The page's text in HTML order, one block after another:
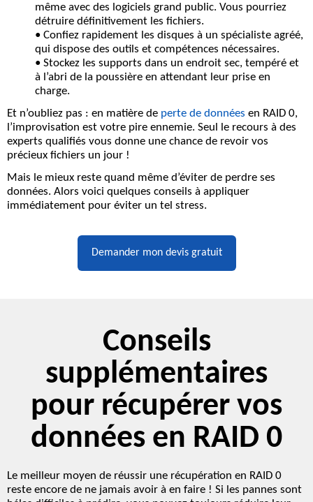
même avec des logiciels grand public. Vous pourriez
détruire définitivement les fichiers.
• Confiez rapidement les disques à un spécialiste agréé,
qui dispose des outils et compétences nécessaires.
• Stockez les supports dans un endroit sec, tempéré et
à l’abri de la poussière en attendant leur prise en
charge.
Et n’oubliez pas : en matière de perte de données en RAID 0,
l’improvisation est votre pire ennemie. Seul le recours à des
experts qualifiés vous donne une chance de revoir vos
précieux fichiers un jour !
Mais le mieux reste quand même d’éviter de perdre ses
données. Alors voici quelques conseils à appliquer
immédiatement pour éviter un tel stress.
Demander mon devis gratuit
Conseils
supplémentaires
pour récupérer vos
données en RAID 0
Le meilleur moyen de réussir une récupération en RAID 0
reste encore de ne jamais avoir à en faire ! Si les pannes sont